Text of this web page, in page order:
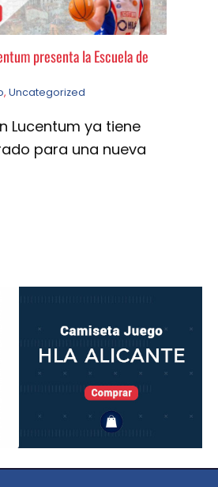
presenta la Escuela de
, Uncategorized
Lucentum ya tiene
para una nueva